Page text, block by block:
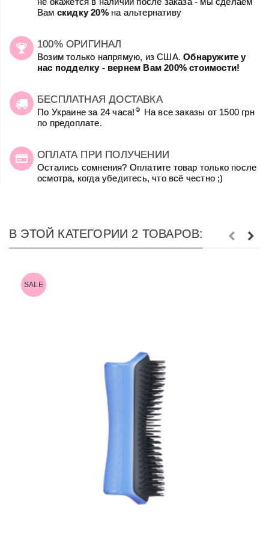
Вам скидку 20%на альтернативу
100% ОРИГИНАЛ
Возим только напрямую, из США.Обнаружите у
нас подделку - вернем Вам 200% стоимости!
БЕСПЛАТНАЯ ДОСТАВКА
По Украине за 24 часа! ☺
На все заказы от 1500 грн
по предоплате.
ОПЛАТА ПРИ ПОЛУЧЕНИИ
Остались сомнения? Оплатите товар только после
осмотра, когда убедитесь, что всё честно ;)
В ЭТОЙ КАТЕГОРИИ 2 ТОВАРОВ:
SALE